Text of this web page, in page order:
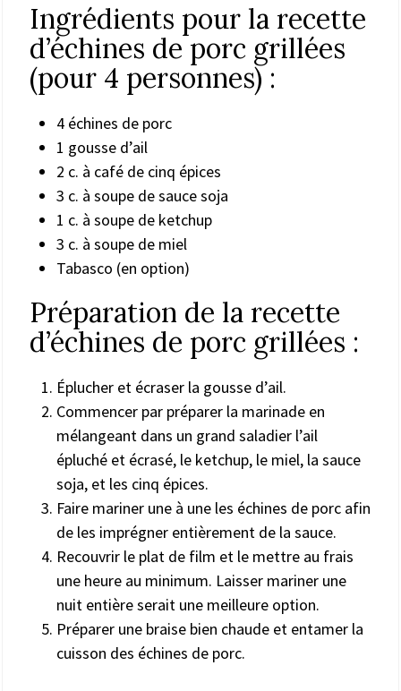
Ingrédients pour la recette
d’échines de porc grillées
(pour 4 personnes) :
4 échines de porc
1 gousse d’ail
2 c. à café de cinq épices
3 c. à soupe de sauce soja
1 c. à soupe de ketchup
3 c. à soupe de miel
Tabasco (en option)
Préparation de la recette
d’échines de porc grillées :
Éplucher et écraser la gousse d’ail.
Commencer par préparer la marinade en
mélangeant dans un grand saladier l’ail
épluché et écrasé, le ketchup, le miel, la sauce
soja, et les cinq épices.
Faire mariner une à une les échines de porc afin
de les imprégner entièrement de la sauce.
Recouvrir le plat de film et le mettre au frais
une heure au minimum. Laisser mariner une
nuit entière serait une meilleure option.
Préparer une braise bien chaude et entamer la
cuisson des échines de porc.